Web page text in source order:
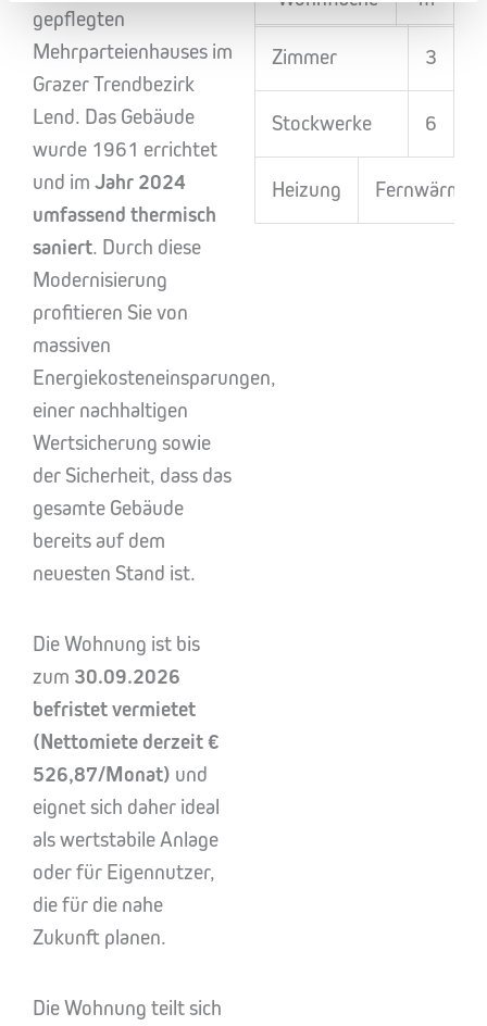
gepflegten
Mehrparteienhauses im
Grazer Trendbezirk
Lend. Das Gebäude
wurde 1961 errichtet
und im Jahr 2024
umfassend thermisch
saniert. Durch diese
Modernisierung
profitieren Sie von
massiven
Energiekosteneinsparungen,
einer nachhaltigen
Wertsicherung sowie
der Sicherheit, dass das
gesamte Gebäude
bereits auf dem
neuesten Stand ist.
Die Wohnung ist bis
zum 30.09.2026
befristet vermietet
(Nettomiete derzeit €
526,87/Monat) und
eignet sich daher ideal
als wertstabile Anlage
oder für Eigennutzer,
die für die nahe
Zukunft planen.
Die Wohnung teilt sich
Zimmer 3
Stockwerke 6
Heizung Fernwärme